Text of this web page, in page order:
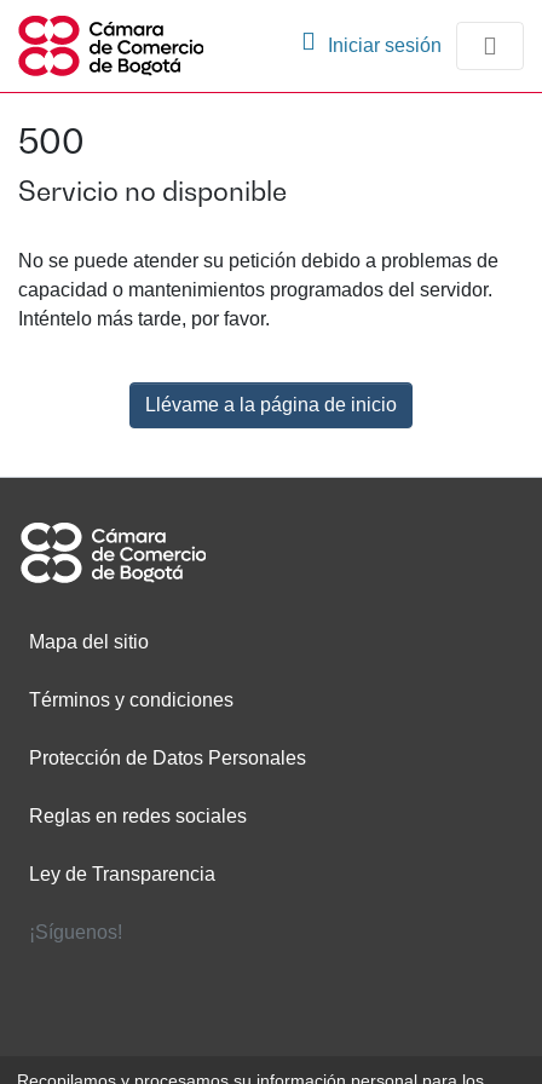
Iniciar sesión (current)
500
Servicio no disponible
No se puede atender su petición debido a problemas de
capacidad o mantenimientos programados del servidor.
Inténtelo más tarde, por favor.
Llévame a la página de inicio
Mapa del sitio
Términos y condiciones
Protección de Datos Personales
Reglas en redes sociales
Ley de Transparencia
¡Síguenos!